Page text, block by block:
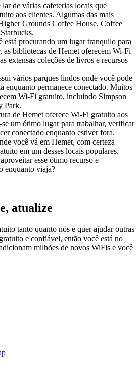
de várias cafeterias locais que
aos clientes. Algumas das mais
Grounds Coffee House, Coffee
está procurando um lugar tranquilo para
as bibliotecas de Hemet oferecem Wi-Fi
extensas coleções de livros e recursos
vários parques lindos onde você pode
enquanto permanece conectado. Muitos
Wi-Fi gratuito, incluindo Simpson
Park.
de Hemet oferece Wi-Fi gratuito aos
um ótimo lugar para trabalhar, verificar
conectado enquanto estiver fora.
você vá em Hemet, com certeza
em um desses locais populares.
esse ótimo recurso e
enquanto viaja?
atualize
tanto quanto nós e quer ajudar outras
e confiável, então você está no
milhões de novos WiFis e você